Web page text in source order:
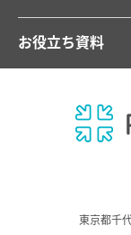
お役立ち資料
東京都千